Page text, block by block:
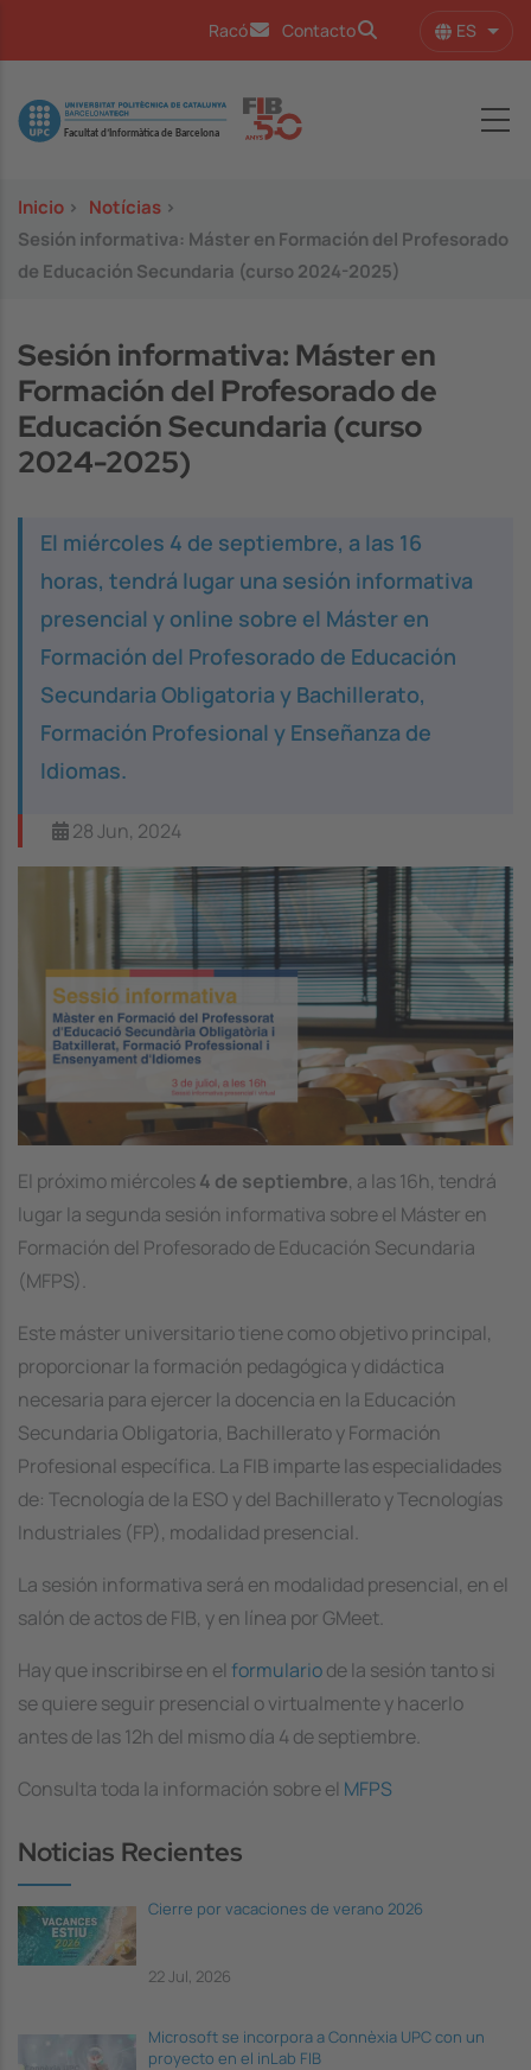
Racó Contacto ES
Image
Inicio > Notícias >
Sesión informativa: Máster en Formación del Profesorado
de Educación Secundaria (curso 2024-2025)
Sesión informativa: Máster en
Formación del Profesorado de
Educación Secundaria (curso
2024-2025)
El miércoles 4 de septiembre, a las 16
horas, tendrá lugar una sesión informativa
presencial y online sobre el Máster en
Formación del Profesorado de Educación
Secundaria Obligatoria y Bachillerato,
Formación Profesional y Enseñanza de
Idiomas.
28 Jun, 2024
El próximo miércoles4 de septiembre, a las 16h, tendrá
lugar la segunda sesión informativa sobre el Máster en
Formación del Profesorado de Educación Secundaria
(MFPS).
Este máster universitario tiene como objetivo principal,
proporcionar la formación pedagógica y didáctica
necesaria para ejercer la docencia en la Educación
Secundaria Obligatoria, Bachillerato y Formación
Profesional específica. La FIB imparte las especialidades
de: Tecnología de la ESO y del Bachillerato y Tecnologías
Industriales (FP), modalidad presencial.
La sesión informativa será en modalidad presencial, en el
salón de actos de FIB, y en línea por GMeet.
Hay que inscribirse en el formulariode la sesión tanto si
se quiere seguir presencial o virtualmente y hacerlo
antes de las 12h del mismo día 4 de septiembre.
Consulta toda la información sobre el MFPS
Noticias Recientes
Cierre por vacaciones de verano 2026
22 Jul, 2026
Microsoft se incorpora a Connèxia UPC con un
proyecto en el inLab FIB